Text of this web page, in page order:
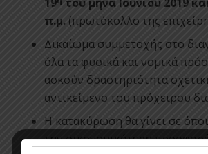
π.μ. (πρωτόκολλο της
Δικαίωμα συμμετοχής στο
όλα τα φυσικά και νομικά
ασκούν δραστηριότητα
αντικείμενο του πρόχειρου
Η κατακύρωση θα γίνει σε
την οικονομικότερη